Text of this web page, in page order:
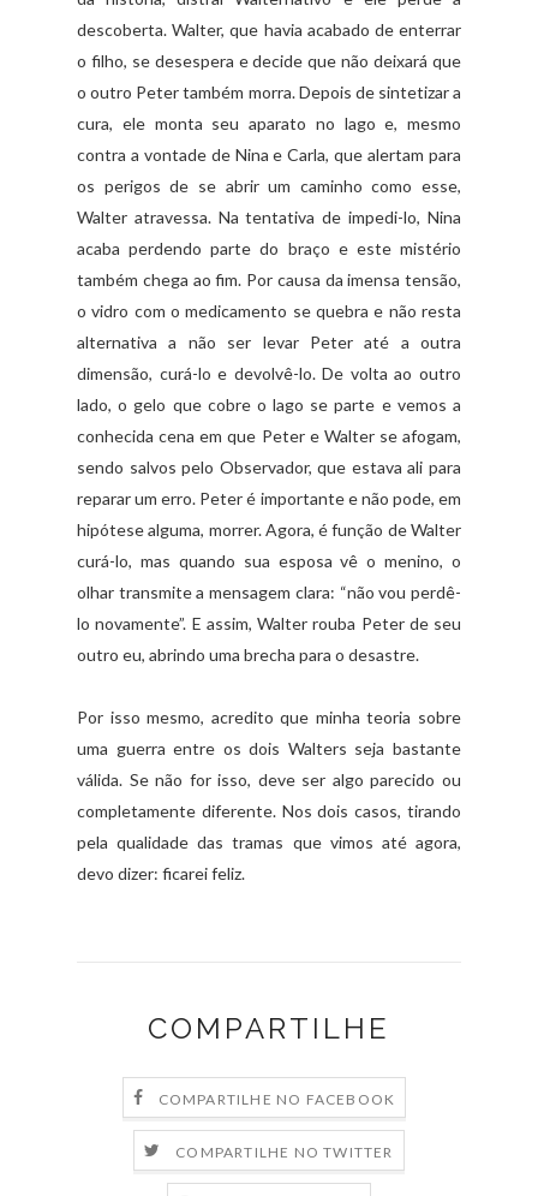
descoberta. Walter, que havia acabado de enterrar
o filho, se desespera e decide que não deixará que
o outro Peter também morra. Depois de sintetizar a
cura, ele monta seu aparato no lago e, mesmo
contra a vontade de Nina e Carla, que alertam para
os perigos de se abrir um caminho como esse,
Walter atravessa. Na tentativa de impedi-lo, Nina
acaba perdendo parte do braço e este mistério
também chega ao fim. Por causa da imensa tensão,
o vidro com o medicamento se quebra e não resta
alternativa a não ser levar Peter até a outra
dimensão, curá-lo e devolvê-lo. De volta ao outro
lado, o gelo que cobre o lago se parte e vemos a
conhecida cena em que Peter e Walter se afogam,
sendo salvos pelo Observador, que estava ali para
reparar um erro. Peter é importante e não pode, em
hipótese alguma, morrer. Agora, é função de Walter
curá-lo, mas quando sua esposa vê o menino, o
olhar transmite a mensagem clara: “não vou perdê-
lo novamente”. E assim, Walter rouba Peter de seu
outro eu, abrindo uma brecha para o desastre.
Por isso mesmo, acredito que minha teoria sobre
uma guerra entre os dois Walters seja bastante
válida. Se não for isso, deve ser algo parecido ou
completamente diferente. Nos dois casos, tirando
pela qualidade das tramas que vimos até agora,
devo dizer: ficarei feliz.
COMPARTILHE
COMPARTILHE NO FACEBOOK
COMPARTILHE NO TWITTER